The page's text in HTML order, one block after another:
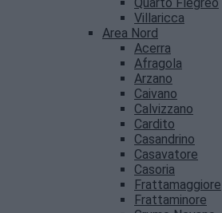
Quarto Flegreo
Villaricca
Area Nord
Acerra
Afragola
Arzano
Caivano
Calvizzano
Cardito
Casandrino
Casavatore
Casoria
Frattamaggiore
Frattaminore